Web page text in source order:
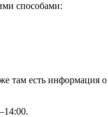
способами:
там есть